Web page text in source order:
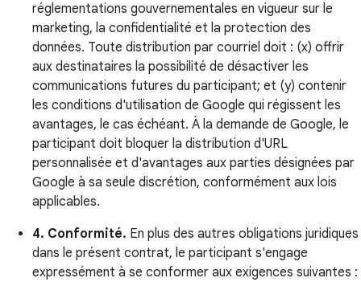
réglementations gouvernementales en vigueur sur le
marketing, la confidentialité et la protection des
données. Toute distribution par courriel doit : (x) offrir
aux destinataires la possibilité de désactiver les
communications futures du participant; et (y) contenir
les conditions d'utilisation de Google qui régissent les
avantages, le cas échéant. À la demande de Google, le
participant doit bloquer la distribution d'URL
personnalisée et d'avantages aux parties désignées par
Google à sa seule discrétion, conformément aux lois
applicables.
4. Conformité. En plus des autres obligations juridiques
dans le présent contrat, le participant s'engage
expressément à se conformer aux exigences suivantes :